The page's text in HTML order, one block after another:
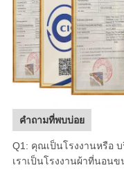
คำถามที่พบบ่อย
Q1: คุณเป็นโรงงานหรือ
เราเป็นโรงงานผ้าที่นอน